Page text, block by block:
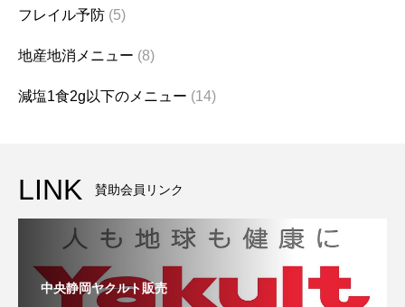
フレイル予防 (5)
地産地消メニュー (8)
減塩1食2g以下のメニュー (14)
LINK 賛助会員リンク
中央静岡ヤクルト販売